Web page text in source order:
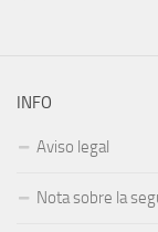
INFO
Aviso legal
Nota sobre la